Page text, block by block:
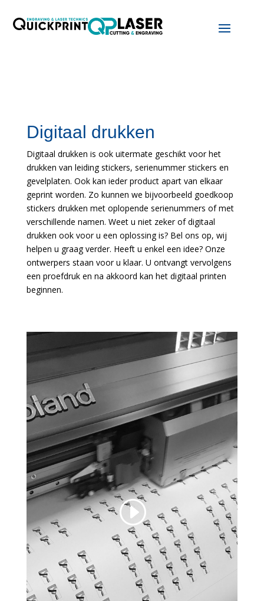
Digitaal drukken
Digitaal drukken is ook uitermate geschikt voor het
drukken van leiding stickers, serienummer stickers en
gevelplaten. Ook kan ieder product apart van elkaar
geprint worden. Zo kunnen we bijvoorbeeld goedkoop
stickers drukken met oplopende serienummers of met
verschillende namen. Weet u niet zeker of digitaal
drukken ook voor u een oplossing is? Bel ons op, wij
helpen u graag verder. Heeft u enkel een idee? Onze
ontwerpers staan voor u klaar. U ontvangt vervolgens
een proefdruk en na akkoord kan het digitaal printen
beginnen.